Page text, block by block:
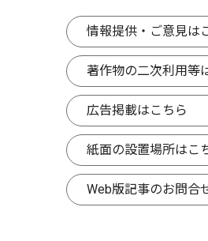
情報提供・ご意見は
著作物の二次利用等
広告掲載はこちら
紙面の設置場所はこ
Web版記事のお問合